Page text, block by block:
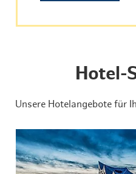
Hotel-
Unsere Hotelangebote für